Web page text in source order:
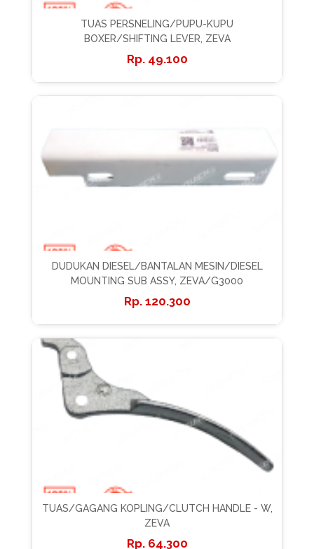
TUAS PERSNELING/PUPU-KUPU
BOXER/SHIFTING LEVER, ZEVA
49.100
DUDUKAN DIESEL/BANTALAN MESIN/DIESEL
MOUNTING SUB ASSY, ZEVA/G3000
120.300
TUAS/GAGANG KOPLING/CLUTCH HANDLE - W,
ZEVA
64.300